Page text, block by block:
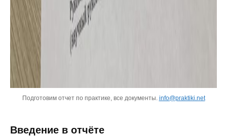
Подготовим отчет по практике, все документы. info@praktiki.net
Введение в отчёте